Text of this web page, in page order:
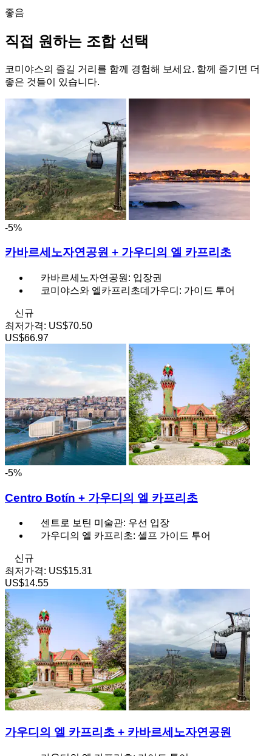
좋음
직접 원하는 조합 선택
코미야스의 즐길 거리를 함께 경험해 보세요. 함께 즐기면 더
좋은 것들이 있습니다.
-5%
카바르세노자연공원 + 가우디의 엘 카프리초
카바르세노자연공원: 입장권
코미야스와 엘카프리초데가우디: 가이드 투어
신규
최저가격: US$70.50
US$66.97
-5%
Centro Botín + 가우디의 엘 카프리초
센트로 보틴 미술관: 우선 입장
가우디의 엘 카프리초: 셀프 가이드 투어
신규
최저가격: US$15.31
US$14.55
가우디의 엘 카프리초 + 카바르세노자연공원